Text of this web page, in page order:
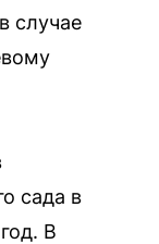
случае
сада в
В